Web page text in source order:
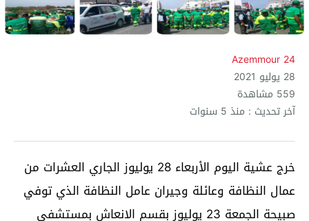
Azemmour 24
28 يوليو 2021
559 مشاهدة
آخر تحديث : منذ 5 سنوات
خرج عشية اليوم الأربعاء 28 يوليوز الجاري العشرات من
عمال النظافة وعائلة وجيران عامل النظافة الذي توفي
صبيحة الجمعة 23 يوليوز بقسم الانعاش بمستشفى